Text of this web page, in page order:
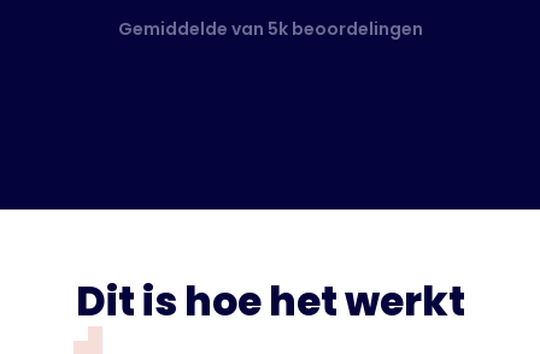
Gemiddelde van 5k beoordelingen
Dit is hoe het werkt